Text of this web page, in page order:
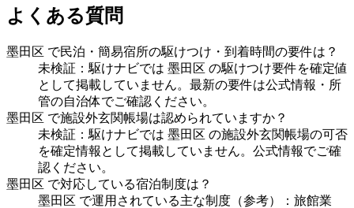
よくある質問
墨田区 で民泊・簡易宿所の駆けつけ・到着時間の要件は？
未検証：駆けナビでは 墨田区 の駆けつけ要件を確定値
として掲載していません。最新の要件は公式情報・所
管の自治体でご確認ください。
墨田区 で施設外玄関帳場は認められていますか？
未検証：駆けナビでは 墨田区 の施設外玄関帳場の可否
を確定情報として掲載していません。公式情報でご確
認ください。
墨田区 で対応している宿泊制度は？
墨田区 で運用されている主な制度（参考）：旅館業